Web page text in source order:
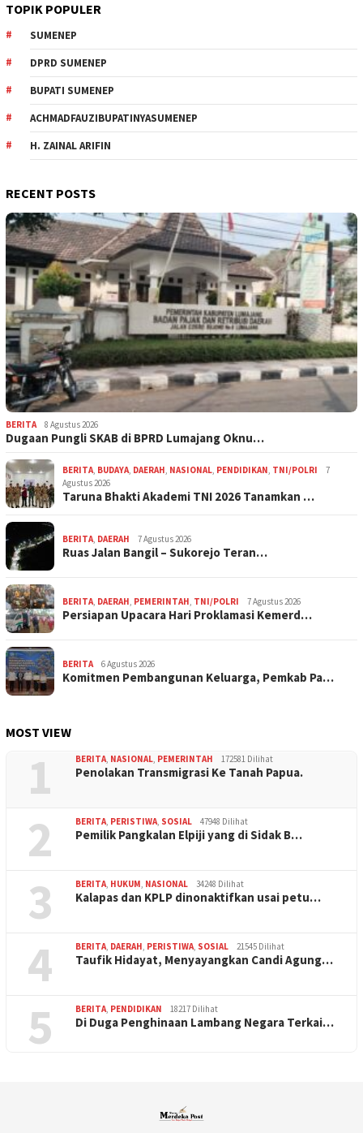
TOPIK POPULER
SUMENEP
DPRD SUMENEP
BUPATI SUMENEP
ACHMADFAUZIBUPATINYASUMENEP
H. ZAINAL ARIFIN
RECENT POSTS
BERITA 8 Agustus 2026
Dugaan Pungli SKAB di BPRD Lumajang Oknu…
BERITA, BUDAYA, DAERAH, NASIONAL, PENDIDIKAN, TNI/POLRI
7
Agustus 2026
Taruna Bhakti Akademi TNI 2026 Tanamkan …
BERITA, DAERAH 7 Agustus 2026
Ruas Jalan Bangil – Sukorejo Teran…
BERITA, DAERAH, PEMERINTAH, TNI/POLRI 7 Agustus 2026
Persiapan Upacara Hari Proklamasi Kemerd…
BERITA 6 Agustus 2026
Komitmen Pembangunan Keluarga, Pemkab Pa…
MOST VIEW
1 BERITA, NASIONAL, PEMERINTAH 172581 Dilihat
Penolakan Transmigrasi Ke Tanah Papua.
2 BERITA, PERISTIWA, SOSIAL 47948 Dilihat
Pemilik Pangkalan Elpiji yang di Sidak B…
3 BERITA, HUKUM, NASIONAL 34248 Dilihat
Kalapas dan KPLP dinonaktifkan usai petu…
4 BERITA, DAERAH, PERISTIWA, SOSIAL 21545 Dilihat
Taufik Hidayat, Menyayangkan Candi Agung…
5 BERITA, PENDIDIKAN 18217 Dilihat
Di Duga Penghinaan Lambang Negara Terkai…